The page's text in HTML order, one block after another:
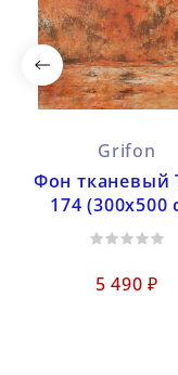
Grifon
Фон тканевый
174 (300х500
5 490 ₽